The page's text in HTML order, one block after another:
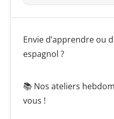
Envie d’apprendre ou
espagnol ?
📚 Nos ateliers
vous !